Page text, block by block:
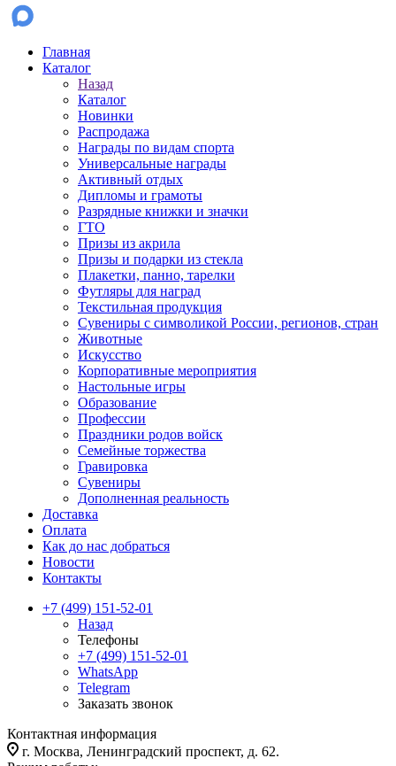
Главная
Каталог
Назад
Каталог
Новинки
Распродажа
Награды по видам спорта
Универсальные награды
Активный отдых
Дипломы и грамоты
Разрядные книжки и значки
ГТО
Призы из акрила
Призы и подарки из стекла
Плакетки, панно, тарелки
Футляры для наград
Текстильная продукция
Сувениры с символикой России, регионов, стран
Животные
Искусство
Корпоративные мероприятия
Настольные игры
Образование
Профессии
Праздники родов войск
Семейные торжества
Гравировка
Сувениры
Дополненная реальность
Доставка
Оплата
Как до нас добраться
Новости
Контакты
+7 (499) 151-52-01
Назад
Телефоны
+7 (499) 151-52-01
WhatsApp
Telegram
Заказать звонок
Контактная информация
г. Москва, Ленинградский проспект, д. 62.